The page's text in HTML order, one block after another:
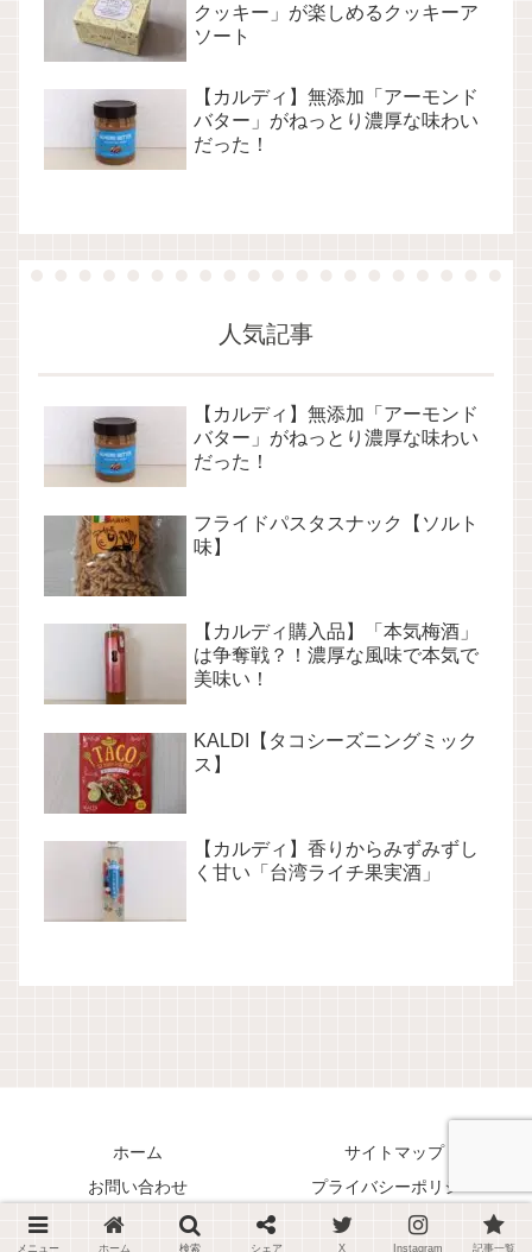
クッキー」が楽しめるクッキーア
ソート
【カルディ】無添加「アーモンド
バター」がねっとり濃厚な味わい
だった！
人気記事
【カルディ】無添加「アーモンド
バター」がねっとり濃厚な味わい
だった！
フライドパスタスナック【ソルト
味】
【カルディ購入品】「本気梅酒」
は争奪戦？！濃厚な風味で本気で
美味い！
KALDI【タコシーズニングミック
ス】
【カルディ】香りからみずみずし
く甘い「台湾ライチ果実酒」
ホーム
サイトマップ
お問い合わせ
プライバシーポリシー
Copyright © 2018-2026 くまリオのススメ！ All Rights Reserved.
メニュー ホーム 検索 シェア X Instagram 記事一覧